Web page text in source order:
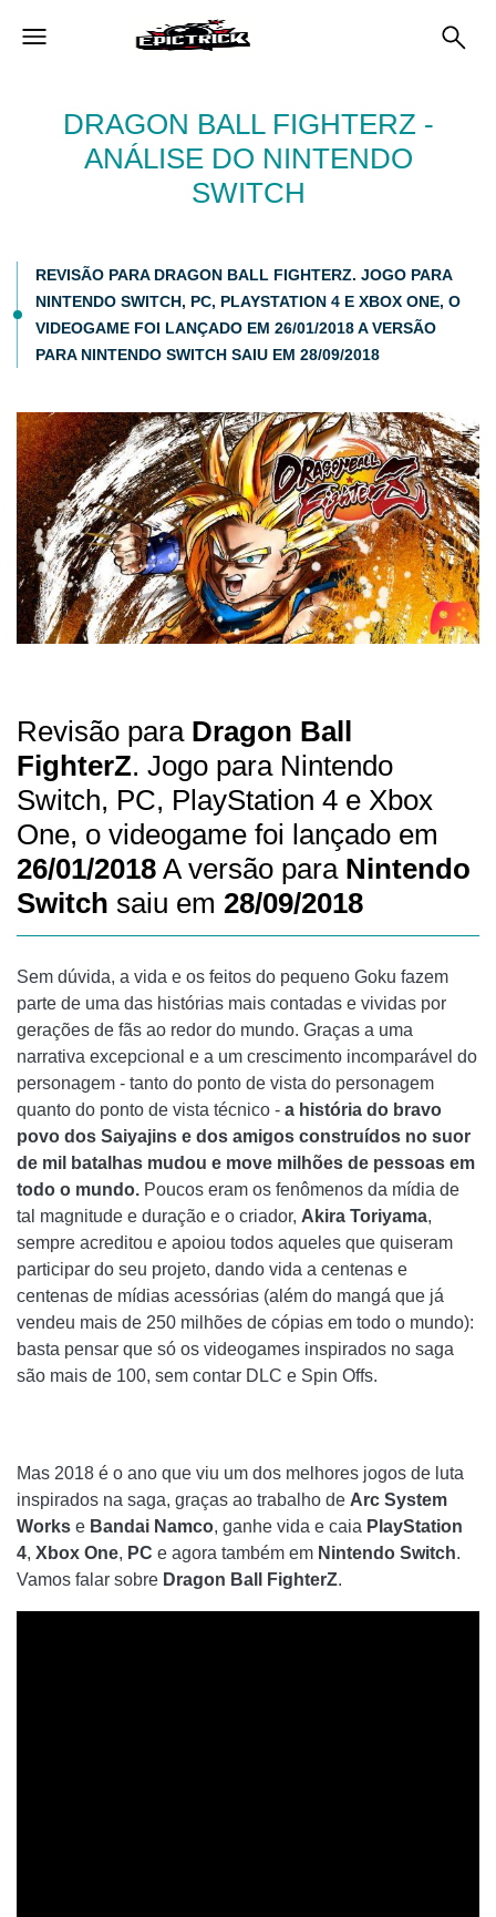
DRAGON BALL FIGHTERZ -
ANÁLISE DO NINTENDO
SWITCH
REVISÃO PARA DRAGON BALL FIGHTERZ. JOGO PARA
NINTENDO SWITCH, PC, PLAYSTATION 4 E XBOX ONE, O
VIDEOGAME FOI LANÇADO EM 26/01/2018 A VERSÃO
PARA NINTENDO SWITCH SAIU EM 28/09/2018
Revisão para Dragon Ball
FighterZ. Jogo para Nintendo
Switch, PC, PlayStation 4 e Xbox
One, o videogame foi lançado em
26/01/2018 A versão para Nintendo
Switch saiu em 28/09/2018
Sem dúvida, a vida e os feitos do pequeno Goku fazem
parte de uma das histórias mais contadas e vividas por
gerações de fãs ao redor do mundo. Graças a uma
narrativa excepcional e a um crescimento incomparável do
personagem - tanto do ponto de vista do personagem
quanto do ponto de vista técnico - a história do bravo
povo dos Saiyajins e dos amigos construídos no suor
de mil batalhas mudou e move milhões de pessoas em
todo o mundo. Poucos eram os fenômenos da mídia de
tal magnitude e duração e o criador, Akira Toriyama,
sempre acreditou e apoiou todos aqueles que quiseram
participar do seu projeto, dando vida a centenas e
centenas de mídias acessórias (além do mangá que já
vendeu mais de 250 milhões de cópias em todo o mundo):
basta pensar que só os videogames inspirados no saga
são mais de 100, sem contar DLC e Spin Offs.
Mas 2018 é o ano que viu um dos melhores jogos de luta
inspirados na saga, graças ao trabalho de Arc System
Works e Bandai Namco, ganhe vida e caia PlayStation
4, Xbox One, PC e agora também em Nintendo Switch.
Vamos falar sobre Dragon Ball FighterZ.